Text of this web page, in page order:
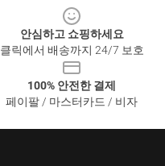
안심하고 쇼핑하세요
클릭에서 배송까지 24/7 보호
100% 안전한 결제
페이팔 / 마스터카드 / 비자